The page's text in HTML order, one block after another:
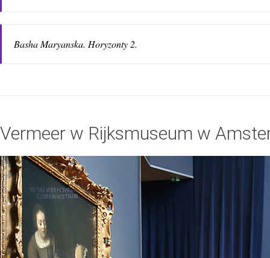
Basha Maryanska. Horyzonty 2.
Vermeer w Rijksmuseum w